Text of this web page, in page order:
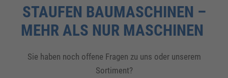
STAUFEN BAUMASCHINEN –
MEHR ALS NUR MASCHINEN
Sie haben noch offene Fragen zu uns oder unserem
Sortiment?